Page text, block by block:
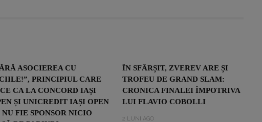
ASOCIEREA CU
PRINCIPIUL CARE
CA LA CONCORD IAȘI
ȘI UNICREDIT IAȘI OPEN
NU FIE SPONSOR NICIO
ÎN SFÂRȘIT, ZVEREV ARE ȘI
TROFEU DE GRAND SLAM:
CRONICA FINALEI ÎMPOTRIVA
LUI FLAVIO COBOLLI
2 LUNI AGO